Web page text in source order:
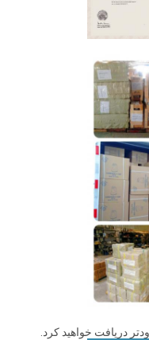
دریافت خواهید کرد.